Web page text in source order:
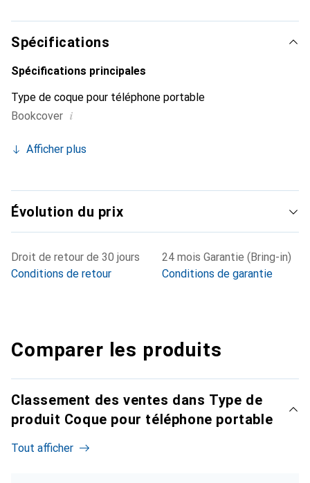
marque Noreve est un choix sûr pour une clientèle
exigeante.
Spécifications
Spécifications principales
Type de coque pour téléphone portable
Bookcover i
Afficher plus
Évolution du prix
Droit de retour de 30 jours
Conditions de retour
24 mois Garantie (Bring-in)
Conditions de garantie
Comparer les produits
Classement des ventes dans Type de
produit Coque pour téléphone portable
Tout afficher